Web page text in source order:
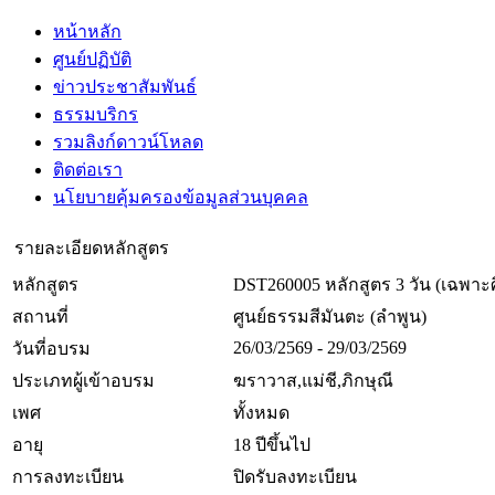
หน้าหลัก
ศูนย์ปฏิบัติ
ข่าวประชาสัมพันธ์
ธรรมบริกร
รวมลิงก์ดาวน์โหลด
ติดต่อเรา
นโยบายคุ้มครองข้อมูลส่วนบุคคล
รายละเอียดหลักสูตร
หลักสูตร
DST260005 หลักสูตร 3 วัน (เฉพา
สถานที่
ศูนย์ธรรมสีมันตะ (ลำพูน)
วันที่อบรม
26/03/2569 - 29/03/2569
ประเภทผู้เข้าอบรม
ฆราวาส,แม่ชี,ภิกษุณี
เพศ
ทั้งหมด
อายุ
18 ปีขึ้นไป
การลงทะเบียน
ปิดรับลงทะเบียน